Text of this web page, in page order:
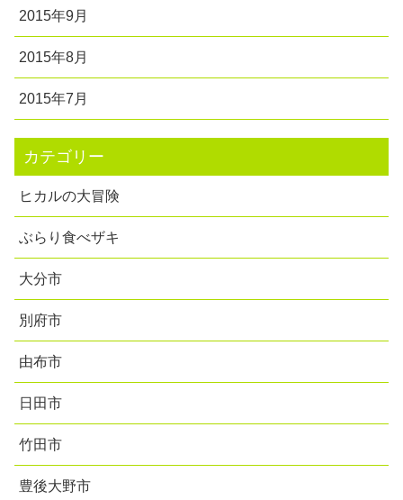
2015年9月
2015年8月
2015年7月
カテゴリー
ヒカルの大冒険
ぶらり食べザキ
大分市
別府市
由布市
日田市
竹田市
豊後大野市